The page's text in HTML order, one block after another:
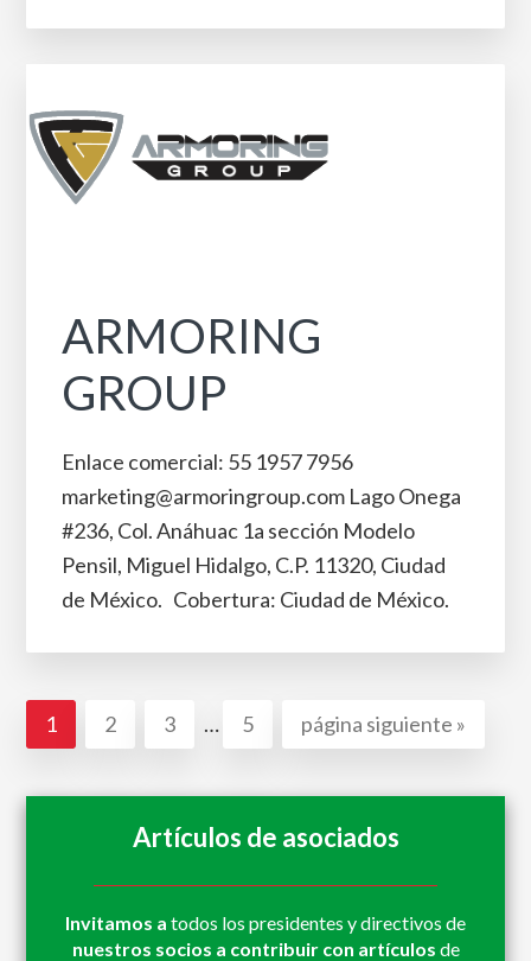
ARMORING
GROUP
Enlace comercial: 55 1957 7956
marketing@armoringroup.com Lago Onega
#236, Col. Anáhuac 1a sección Modelo
Pensil, Miguel Hidalgo, C.P. 11320, Ciudad
de México. Cobertura: Ciudad de México.
Ir
a
la
1
Ir
a
la
página
2
Ir
a
la
página
3
Páginas
intermedias
…
Ir
a
la
página
5
Ir
a
la
página siguiente »
Artículos de asociados
Invitamos a todos los presidentes y directivos de
nuestros socios a contribuir con artículos de